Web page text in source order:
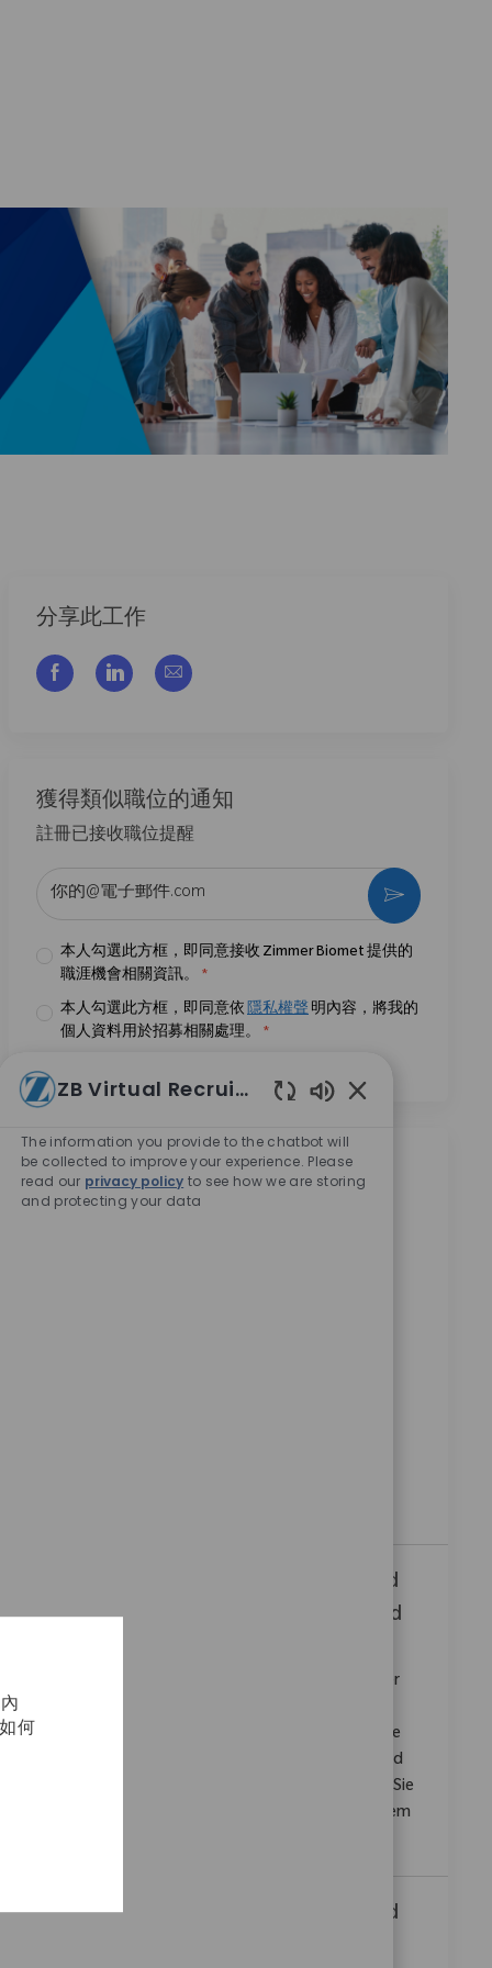
何
分享此工作
通过脸书分享
通过LinkedIn分享
通过电子邮件分享
獲得類似職位的通知
註冊已接收職位提醒
本人勾選此方框，即同意接收 Zimmer Biomet 提供的
職涯機會相關資訊。
*
本人勾選此方框，即同意依 隱私權聲 明內容，將我的
個人資料用於招募相關處理。
*
激活
類似職位
Sales Representative (m/w/d) Knie- und
Hüftendoprothetik - Zentraldeutschland
Wir suchen einen engagierten Vertriebsmitarbeiter
Zentraldeutschland. In dieser Schlüsselrolle sind Sie
verantwortlich für die Schulung unserer Kunden und
den Aufbau langfristiger Beziehungen. Profitieren Sie
von attraktiven Entwicklungsmöglichkeiten in einem
Sales Representative (m/w/d) Knie- und
ZB Virtual Recruiter
The information you provide to the chatbot will
be collected to improve your experience. Please
read our privacy policy to see how we are storing
and protecting your data